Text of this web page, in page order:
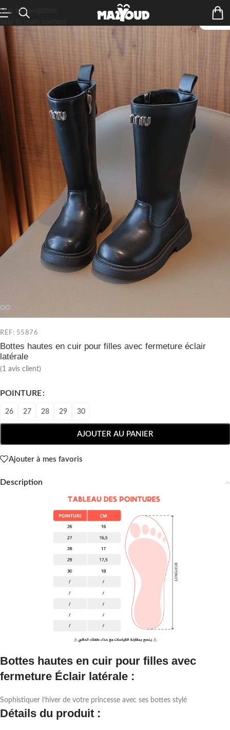
Skip to navigation
REF: 55876
Bottes hautes en cuir pour filles avec fermeture éclair
latérale
(1 avis client)
POINTURE
26 27 28 29 30
AJOUTER AU PANIER
Ajouter à mes favoris
Description
Bottes hautes en cuir pour filles avec
fermeture Éclair latérale :
Sophistiquer l’hiver de votre princesse avec ses bottes stylé
Détails du produit :